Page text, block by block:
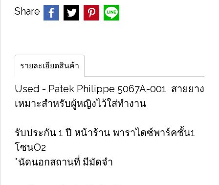
Share
รายละเอียดสินค้า
Used -​ Patek Philippe​ 5067A-001 สายยาง
เหมาะสำหรับผู้หญิงไว้ใส่ทำงาน
รับประกัน 1 ปี หน้าร้าน พาราไดซ์​พาร์ค​ชั้น​1​
โซน​O2​
*นัดนอกสถานที่ มีมัดจำ